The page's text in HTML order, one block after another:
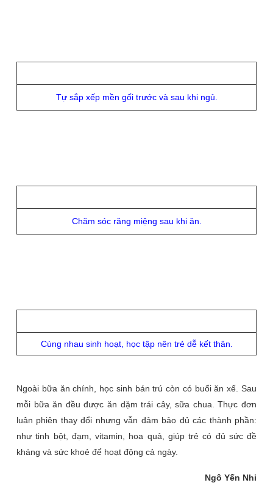
Tự sắp xếp mền gối trước và sau khi ngủ.
Chăm sóc răng miệng sau khi ăn.
Cùng nhau sinh hoạt, học tập nên trẻ dễ kết thân.
Ngoài bữa ăn chính, học sinh bán trú còn có buổi ăn xế. Sau
mỗi bữa ăn đều được ăn dặm trái cây, sữa chua. Thực đơn
luân phiên thay đổi nhưng vẫn đảm bảo đủ các thành phần:
như tinh bột, đạm, vitamin, hoa quả, giúp trẻ có đủ sức đề
kháng và sức khoẻ để hoạt động cả ngày.
Ngô Yến Nhi